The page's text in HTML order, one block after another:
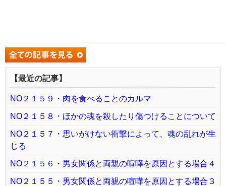
【最近の記事】
NO２１５９・肉を食べることのカルマ
NO２１５８・ほかの魂を殺したり傷つけることについて
NO２１５７・思いがけない衝撃によって、魂の乱れが生
じる
NO２１５６・男女関係と両親の喧嘩を原因とする場合４
NO２１５５・男女関係と両親の喧嘩を原因とする場合３